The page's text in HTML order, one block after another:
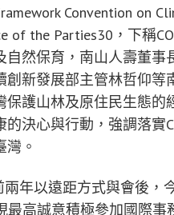
Convention on
of the Parties30，下稱
然保育，南山人壽董事
新發展部主管林哲仰等
護山林及原住民生態的
決心與行動，強調落實
。
年以遠距方式與會後，
高誠意積極參加國際事